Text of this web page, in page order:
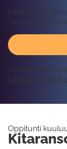
Minkälaisia
Tässä
Vaatii
päivää
Oppitunti